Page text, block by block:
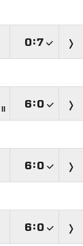
:
:
:
: